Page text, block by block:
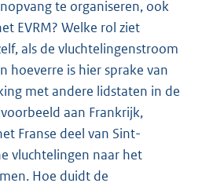
te organiseren, ook
EVRM? Welke rol ziet
als de vluchtelingenstroom
hoeverre is hier sprake van
met andere lidstaten in de
aan Frankrijk,
Franse deel van Sint-
vluchtelingen naar het
Hoe duidt de